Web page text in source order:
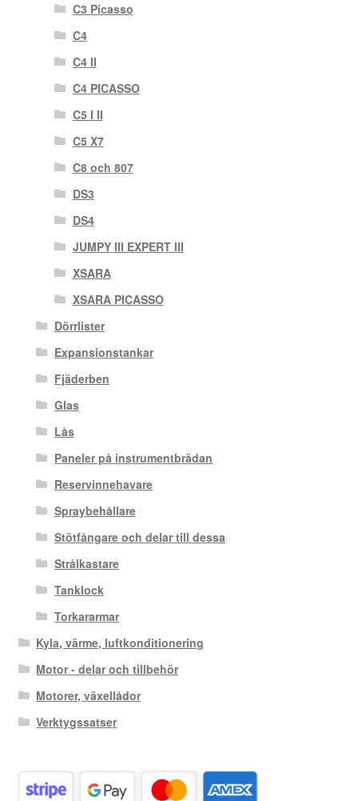
C3 Picasso
C4
C4 II
C4 PICASSO
C5 I II
C5 X7
C8 och 807
DS3
DS4
JUMPY III EXPERT III
XSARA
XSARA PICASSO
Dörrlister
Expansionstankar
Fjäderben
Glas
Lås
Paneler på instrumentbrädan
Reservinnehavare
Spraybehållare
Stötfångare och delar till dessa
Strålkastare
Tanklock
Torkararmar
Kyla, värme, luftkonditionering
Motor - delar och tillbehör
Motorer, växellådor
Verktygssatser